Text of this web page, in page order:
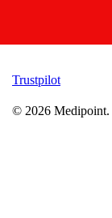
Trustpilot
© 2026 Medipoint.